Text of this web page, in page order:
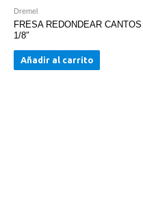
Dremel
FRESA REDONDEAR CANTOS
1/8″
Añadir al carrito